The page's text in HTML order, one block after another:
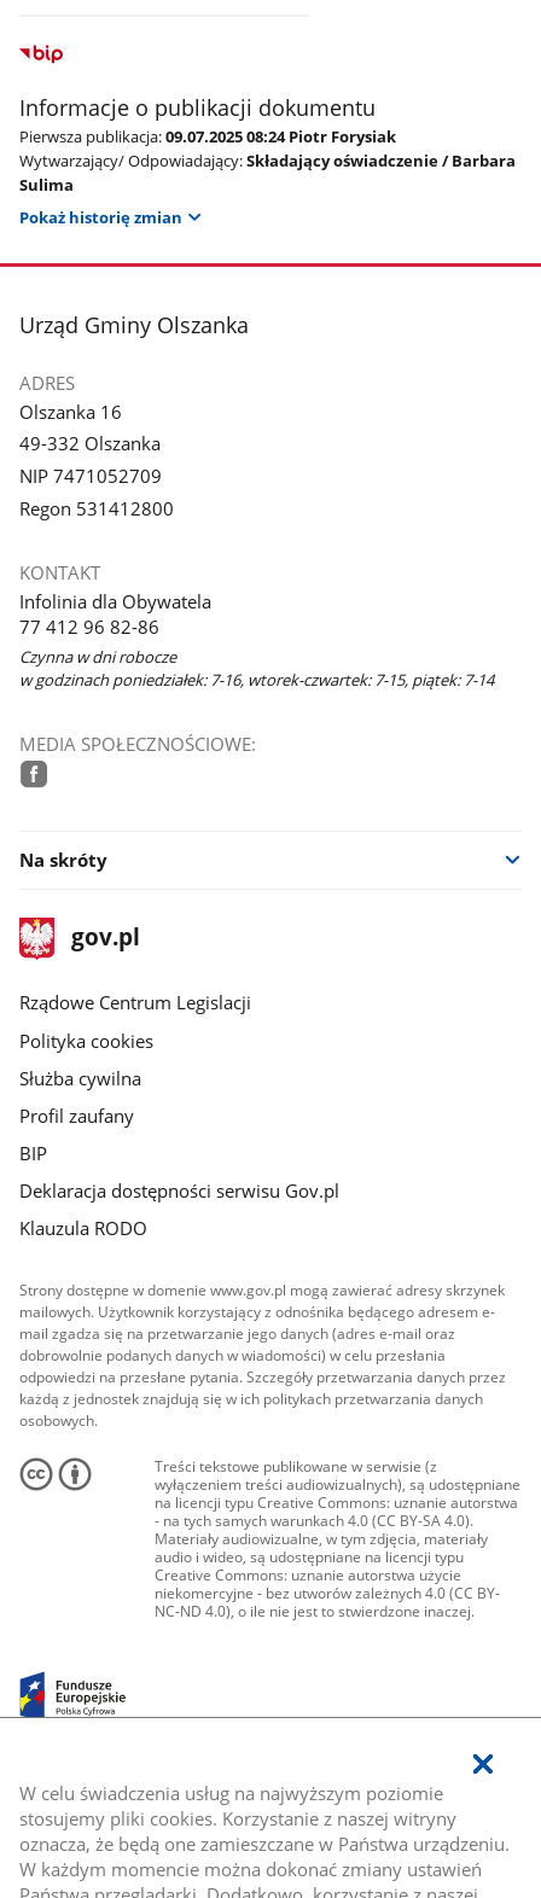
W celu świadczenia usług na najwyższym poziomie
stosujemy pliki cookies. Korzystanie z naszej witryny
oznacza, że będą one zamieszczane w Państwa urządzeniu.
W każdym momencie można dokonać zmiany ustawień
Informacje o publikacji dokumentu
Pierwsza publikacja:09.07.2025 08:24 Piotr Forysiak
Wytwarzający/ Odpowiadający:Składający oświadczenie / Barbara
Sulima
Pokaż historię zmian
stopka
Urząd Gminy Olszanka
ADRES
Olszanka 16
49-332 Olszanka
NIP 7471052709
Regon 531412800
KONTAKT
Infolinia dla Obywatela
77 412 96 82-86
Czynna w dni robocze
w godzinach poniedziałek: 7-16, wtorek-czwartek: 7-15, piątek: 7-14
MEDIA SPOŁECZNOŚCIOWE:
Na skróty
stopka
gov.plStrona
gov.pl
Rządowe Centrum Legislacji
Polityka cookies
Służba cywilna
Profil zaufany
BIP
Deklaracja dostępności serwisu Gov.pl
Klauzula RODO
Strony dostępne w domenie www.gov.pl mogą zawierać adresy skrzynek
mailowych. Użytkownik korzystający z odnośnika będącego adresem e-
mail zgadza się na przetwarzanie jego danych (adres e-mail oraz
dobrowolnie podanych danych w wiadomości) w celu przesłania
odpowiedzi na przesłane pytania. Szczegóły przetwarzania danych przez
każdą z jednostek znajdują się w ich politykach przetwarzania danych
osobowych.
Treści tekstowe publikowane w serwisie (z
wyłączeniem treści audiowizualnych), są udostępniane
na licencji typu Creative Commons: uznanie autorstwa
- na tych samych warunkach 4.0 (CC BY-SA 4.0).
Materiały audiowizualne, w tym zdjęcia, materiały
audio i wideo, są udostępniane na licencji typu
Creative Commons: uznanie autorstwa użycie
niekomercyjne - bez utworów zależnych 4.0 (CC BY-
NC-ND 4.0), o ile nie jest to stwierdzone inaczej.